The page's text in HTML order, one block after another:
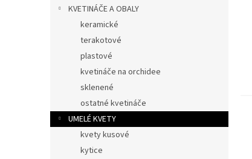
KVETINÁČE A OBALY
keramické
terakotové
plastové
kvetináče na orchidee
sklenené
ostatné kvetináče
UMELÉ KVETY
kvety kusové
kytice